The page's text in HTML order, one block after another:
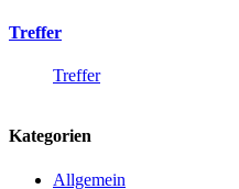
Treffer
Treffer
Kategorien
Allgemein